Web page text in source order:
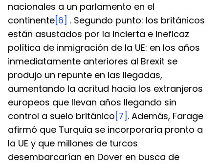
nacionales a un parlamento en el
continente[6] . Segundo punto: los británicos
están asustados por la incierta e ineficaz
política de inmigración de la UE: en los años
inmediatamente anteriores al Brexit se
produjo un repunte en las llegadas,
aumentando la acritud hacia los extranjeros
europeos que llevan años llegando sin
control a suelo británico [7] . Además, Farage
afirmó que Turquía se incorporaría pronto a
la UE y que millones de turcos
desembarcarían en Dover en busca de